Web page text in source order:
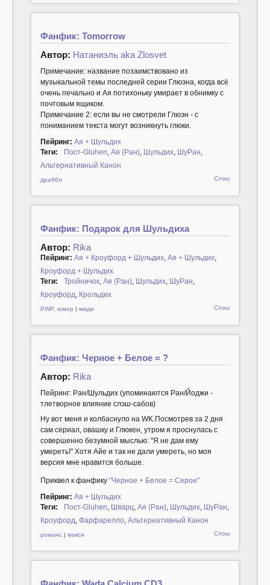
Фанфик: Tomorrow
Автор: Натаниэль aka Zlosvet
Примечание: название позаимствовано из
музыкальной темы последней серии Глюэна, когда всё
очень печально и Ая потихоньку умирает в обнимку с
почтовым ящиком.
Примечание 2: если вы не смотрели Глюэн - с
пониманием текста могут возникнуть глюки.
Пейринг: Ая + Шульдих
Теги:
Пост-Gluhen Ая (Ран) Шульдих ШуРан
Альтернативный Канон
драббл Слэш
Фанфик: Подарок для Шульдиха
Автор: Rika
Пейринг: Ая + Кроуфорд + Шульдих Ая + Шульдих
Кроуфорд + Шульдих
Теги:
Тройничок Ая (Ран) Шульдих ШуРан
Кроуфорд Крольдих
PWP юмор | миди Слэш
Фанфик: Черное + Белое = ?
Автор: Rika
Пейринг: Ран/Шульдих (упоминаются Ран/Йоджи -
тлетворное влияние слэш-сабов)
Ну вот меня и колбаснуло на WK.Посмотрев за 2 дня
сам сериал, овашку и Глюкен, утром я проснулась с
совершенно безумной мыслью: "Я не дам ему
умереть!" Хотя Айе и так не дали умереть, но моя
версия мне нравится больше.
Приквел к фанфику "Черное + Белое = Серое"
Пейринг: Ая + Шульдих
Теги:
Пост-Gluhen Шварц Ая (Ран) Шульдих ШуРан
Кроуфорд Фарфарелло Альтернативный Канон
романс | макси Слэш